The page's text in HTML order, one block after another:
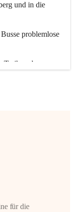
und in die
problemlose
Treiben der
für die